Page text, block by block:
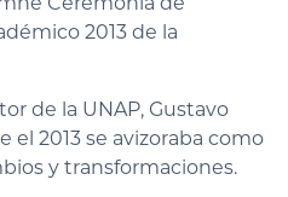
2013 de la
de la UNAP, Gustavo
el 2013 se avizoraba como
y transformaciones.